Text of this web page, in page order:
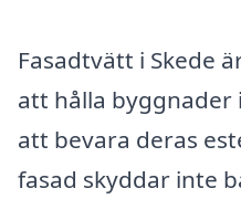
Fasadtvätt i Skede
att hålla byggnader
att bevara deras
fasad skyddar inte